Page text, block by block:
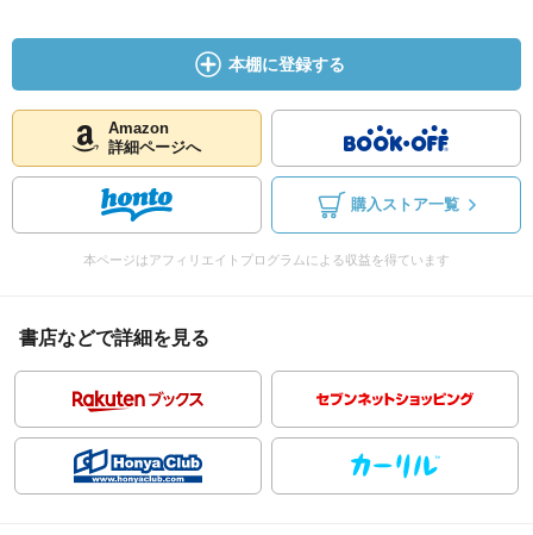
本棚に登録する
Amazon
詳細ページへ
購入ストア一覧
本ページはアフィリエイトプログラムによる収益を得ています
書店などで詳細を見る